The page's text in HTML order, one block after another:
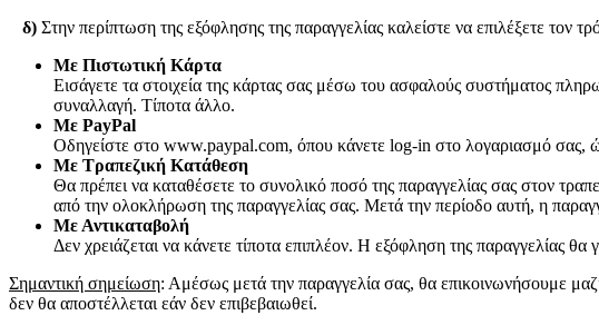
δ) Στην περίπτωση της εξόφλησης της παραγγελίας καλείστε να επιλέξετε τον
Με Πιστωτική Κάρτα
Εισάγετε τα στοιχεία της κάρτας σας μέσω του ασφαλούς συστήματος
συναλλαγή. Τίποτα άλλο.
Με PayPal
Οδηγείστε στο www.paypal.com, όπου κάνετε log-in στο λογαριασμό σας,
Με Tραπεζική Kατάθεση
Θα πρέπει να καταθέσετε το συνολικό ποσό της παραγγελίας σας στον
από την ολοκλήρωση της παραγγελίας σας. Μετά την περίοδο αυτή, η
Με Αντικαταβολή
Δεν χρειάζεται να κάνετε τίποτα επιπλέον. Η εξόφληση της παραγγελίας
Σημαντική σημείωση: Αμέσως μετά την παραγγελία σας, θα επικοινωνήσουμε
δεν θα αποστέλλεται εάν δεν επιβεβαιωθεί.